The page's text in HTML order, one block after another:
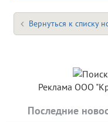
Вернуться к списку
Реклама ООО
Последние